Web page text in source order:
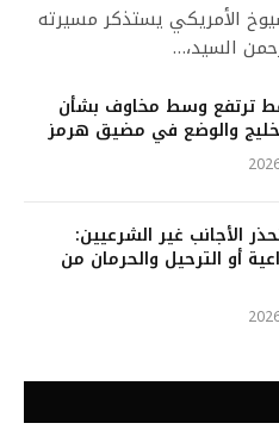
الأمريكي يستذكر مسيرته
السيد،…
ترتفع وسط مخاوف بشأن
والوضع في مضيق هرمز
الأجانب غير الشرعيين:
أو الترحيل والحرمان من